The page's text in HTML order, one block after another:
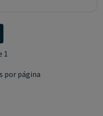
por página
1